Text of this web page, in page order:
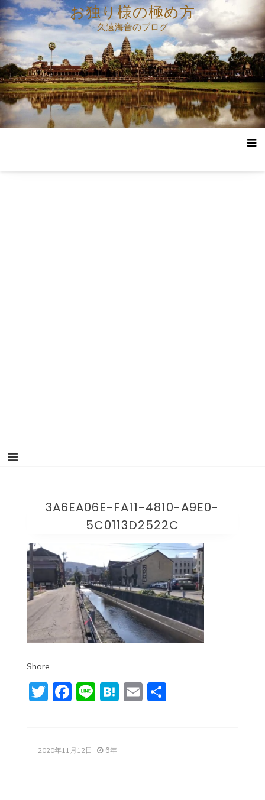
コ
ン
テ
ン
ツ
へ
ス
キ
ッ
お独り様の極め方
久遠海音のブログ
3A6EA06E-FA11-4810-A9E0-
5C0113D2522C
Share
Twitter
Facebook
LineHatena
Email
共
2020年11月12日 6年